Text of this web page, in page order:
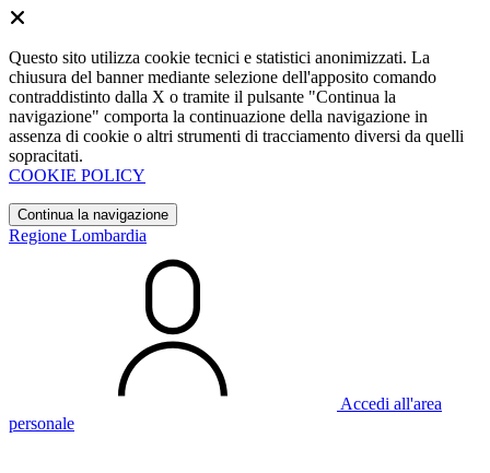
Questo sito utilizza cookie tecnici e statistici anonimizzati. La
chiusura del banner mediante selezione dell'apposito comando
contraddistinto dalla X o tramite il pulsante "Continua la
navigazione" comporta la continuazione della navigazione in
assenza di cookie o altri strumenti di tracciamento diversi da quelli
sopracitati.
COOKIE POLICY
Continua la navigazione
Regione Lombardia
Accedi all'area
personale